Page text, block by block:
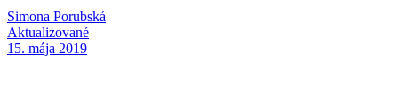
Simona Porubská
Aktualizované
15. mája 2019